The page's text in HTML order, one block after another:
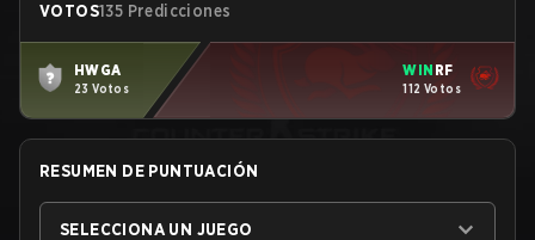
VOTOS135 Predicciones
HWGA
23 Votos
WIN RF
112 Votos
RESUMEN DE PUNTUACIÓN
SELECCIONA UN JUEGO